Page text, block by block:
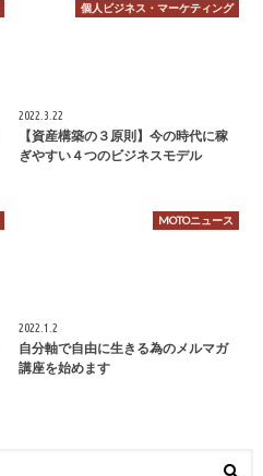
個人ビジネス・マーケティング
2022.3.22
【資産構築の３原則】今の時代に稼
ぎやすい４つのビジネスモデル
MOTOニュース
2022.1.2
自分軸で自由に生きる為のメルマガ
講座を始めます